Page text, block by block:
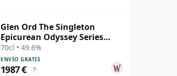
Glen Ord The Singleton
Epicurean Odyssey Series
Single Malt 38 años
70cl • 49.6%
ENVÍO GRATIS
1987 € ?